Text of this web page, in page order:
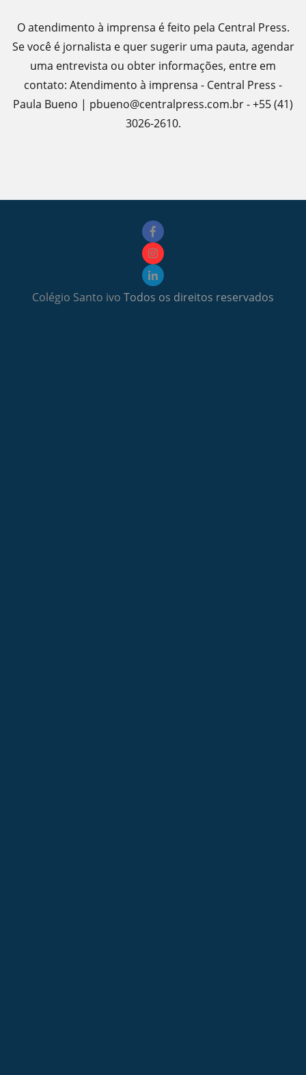
O atendimento à imprensa é feito pela Central Press.
Se você é jornalista e quer sugerir uma pauta, agendar
uma entrevista ou obter informações, entre em
contato: Atendimento à imprensa - Central Press -
Paula Bueno | pbueno@centralpress.com.br - +55 (41)
3026-2610.
Colégio Santo ivo Todos os direitos reservados